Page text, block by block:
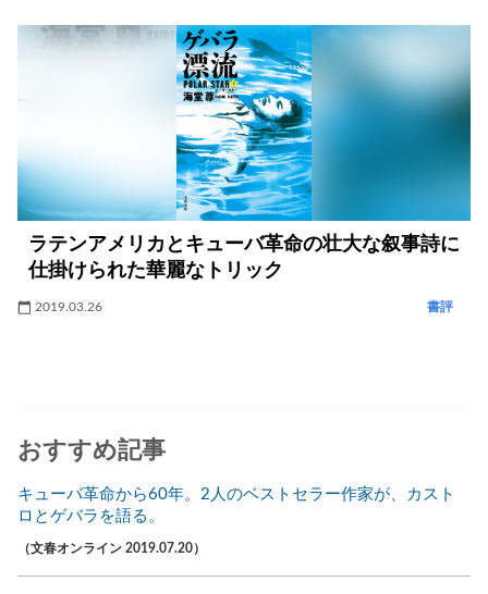
ラテンアメリカとキューバ革命の壮大な叙事詩に
仕掛けられた華麗なトリック
2019.03.26 書評
おすすめ記事
キューバ革命から60年。2人のベストセラー作家が、カスト
ロとゲバラを語る。
（文春オンライン 2019.07.20）